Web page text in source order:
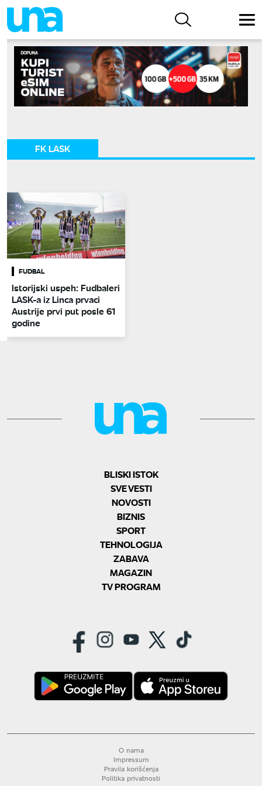
FK LASK
FUDBAL
Istorijski uspeh: Fudbaleri
LASK-a iz Linca prvaci
Austrije prvi put posle 61
godine
BLISKI ISTOK
SVE VESTI
NOVOSTI
BIZNIS
SPORT
TEHNOLOGIJA
ZABAVA
MAGAZIN
TV PROGRAM
O nama
Impressum
Pravila korišćenja
Politika privatnosti